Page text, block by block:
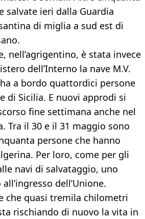
salvate ieri dalla Guardia
di miglia a sud est di
nell’agrigentino, è stata invece
dell’Interno la nave M.V.
a bordo quattordici persone
di Sicilia. E nuovi approdi si
fine settimana anche nel
Tra il 30 e il 31 maggio sono
persone che hanno
Per loro, come per gli
navi di salvataggio, uno
dell’Unione.
che quasi tremila chilometri
rischiando di nuovo la vita in